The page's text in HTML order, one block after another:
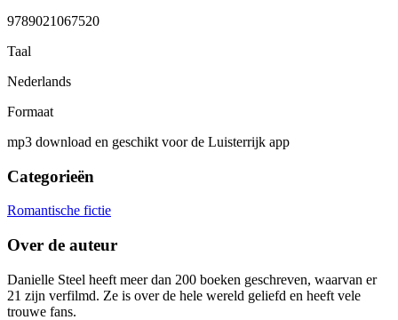
9789021067520
Taal
Nederlands
Formaat
mp3 download en geschikt voor de Luisterrijk app
Categorieën
Romantische fictie
Over de auteur
Danielle Steel heeft meer dan 200 boeken geschreven, waarvan er
21 zijn verfilmd. Ze is over de hele wereld geliefd en heeft vele
trouwe fans.